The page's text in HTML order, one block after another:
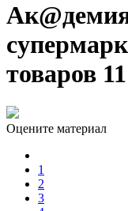
товаров 11
Оцените материал
1
2
3